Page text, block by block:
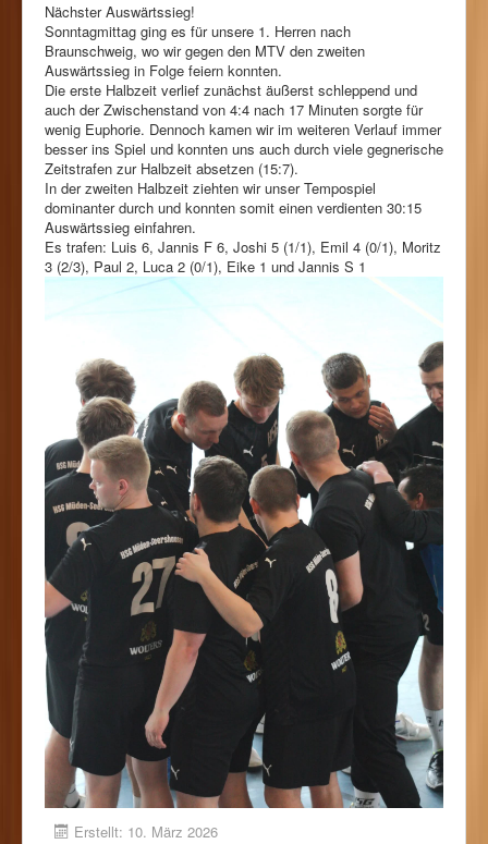
Nächster Auswärtssieg!
Sonntagmittag ging es für unsere 1. Herren nach
Braunschweig, wo wir gegen den MTV den zweiten
Auswärtssieg in Folge feiern konnten.
Die erste Halbzeit verlief zunächst äußerst schleppend und
auch der Zwischenstand von 4:4 nach 17 Minuten sorgte für
wenig Euphorie. Dennoch kamen wir im weiteren Verlauf immer
besser ins Spiel und konnten uns auch durch viele gegnerische
Zeitstrafen zur Halbzeit absetzen (15:7).
In der zweiten Halbzeit ziehten wir unser Tempospiel
dominanter durch und konnten somit einen verdienten 30:15
Auswärtssieg einfahren.
Es trafen: Luis 6, Jannis F 6, Joshi 5 (1/1), Emil 4 (0/1), Moritz
3 (2/3), Paul 2, Luca 2 (0/1), Eike 1 und Jannis S 1
Erstellt: 10. März 2026